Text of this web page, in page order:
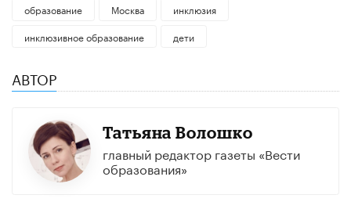
образование
Москва
инклюзия
инклюзивное образование
дети
АВТОР
Татьяна Волошко
главный редактор газеты «Вести
образования»